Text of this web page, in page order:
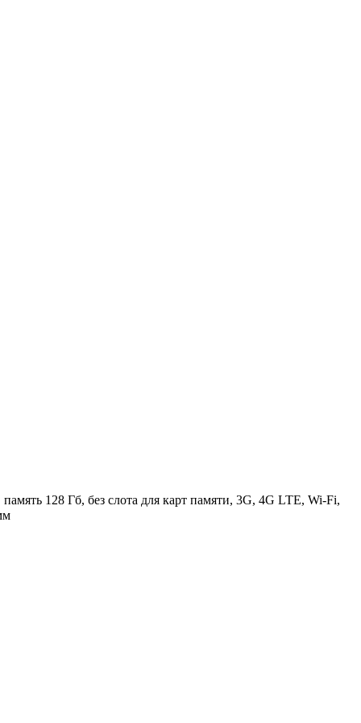
128 Гб, без слота для карт памяти, 3G, 4G LTE, Wi-Fi,